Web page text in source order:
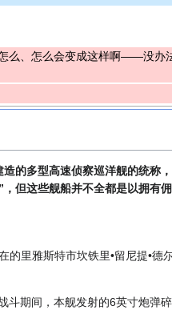
么、怎么会变成这样啊——没办
的多型高速侦察巡洋舰的统称
但这些舰船并不全都是以拥有佣
里雅斯特市坎铁里•留尼提•德
斗期间，本舰发射的6英寸炮弹